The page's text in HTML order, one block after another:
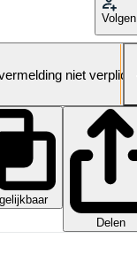
Volgen
niet verplicht
Delen